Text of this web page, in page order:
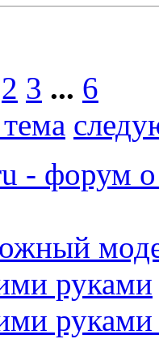
2 3 ... 6
- форум
руками